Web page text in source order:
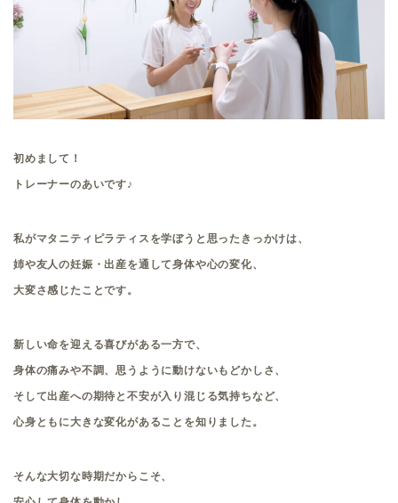
初めまして！
トレーナーのあいです♪
私がマタニティピラティスを学ぼうと思ったきっかけは、
姉や友人の妊娠・出産を通して身体や心の変化、
大変さ感じたことです。
新しい命を迎える喜びがある一方で、
身体の痛みや不調、思うように動けないもどかしさ、
そして出産への期待と不安が入り混じる気持ちなど、
心身ともに大きな変化があることを知りました。
そんな大切な時期だからこそ、